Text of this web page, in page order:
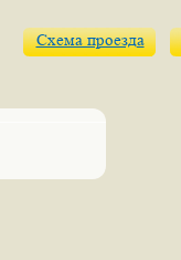
Схема проезда